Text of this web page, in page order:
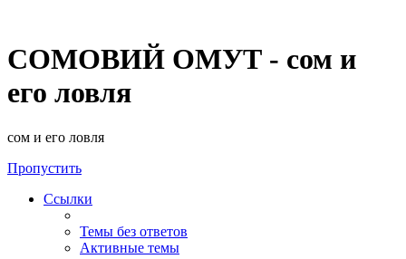
СОМОВИЙ ОМУТ - сом и
его ловля
сом и его ловля
Пропустить
Ссылки
Темы без ответов
Активные темы